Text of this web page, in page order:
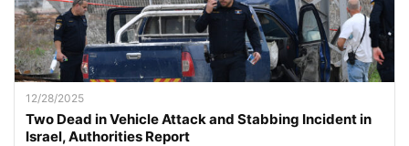
12/28/2025
Two Dead in Vehicle Attack and Stabbing Incident in
Israel, Authorities Report